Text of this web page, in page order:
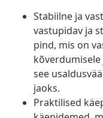
Stabiilne ja
vastupidav ja
pind, mis on
see
jaoks.
Praktilised